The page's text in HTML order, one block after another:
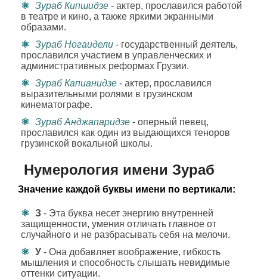
Зураб Кипшидзе - актер, прославился работой
в театре и кино, а также яркими экранными
образами.
Зураб Ногаидели - государственный деятель,
прославился участием в управленческих и
административных реформах Грузии.
Зураб Капианидзе - актер, прославился
выразительными ролями в грузинском
кинематографе.
Зураб Анджапаридзе - оперный певец,
прославился как один из выдающихся теноров
грузинской вокальной школы.
Нумерология имени Зураб
Значение каждой буквы имени по вертикали:
З - Эта буква несет энергию внутренней
защищенности, умения отличать главное от
случайного и не разбрасывать себя на мелочи.
У - Она добавляет воображение, гибкость
мышления и способность слышать невидимые
оттенки ситуации.